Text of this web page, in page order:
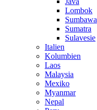
Lombok
Sumbawa
Sumatra
Sulavesie
Italien
Kolumbien
Laos
Malaysia
Mexiko
Myanmar
Nepal